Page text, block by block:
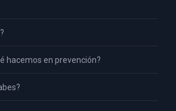
hacemos en prevención?